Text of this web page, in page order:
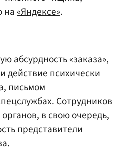
на«Яндексе».
абсурдность «заказа»,
действие психически
письмом
Сотрудников
, в свою очередь,
представители